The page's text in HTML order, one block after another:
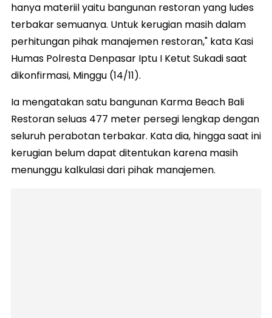
hanya materiil yaitu bangunan restoran yang ludes
terbakar semuanya. Untuk kerugian masih dalam
perhitungan pihak manajemen restoran," kata Kasi
Humas Polresta Denpasar Iptu I Ketut Sukadi saat
dikonfirmasi, Minggu (14/11).
Ia mengatakan satu bangunan Karma Beach Bali
Restoran seluas 477 meter persegi lengkap dengan
seluruh perabotan terbakar. Kata dia, hingga saat ini
kerugian belum dapat ditentukan karena masih
menunggu kalkulasi dari pihak manajemen.